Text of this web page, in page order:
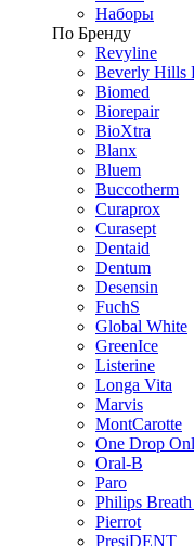
Наборы
По Бренду
Revyline
Beverly Hills
Biomed
Biorepair
BioXtra
Blanx
Bluem
Buccotherm
Curaprox
Curasept
Dentaid
Dentum
Desensin
FuchS
Global White
GreenIce
Listerine
Longa Vita
Marvis
MontCarotte
One Drop
Oral-B
Paro
Philips
Pierrot
PresiDENT